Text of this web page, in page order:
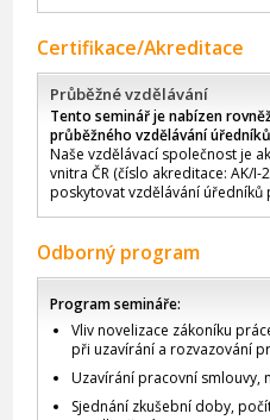
Certifikace/Akreditace
Průběžné vzdělávání
Tento seminář je nabízen
průběžného vzdělávání úředníků
Naše vzdělávací společnost je
vnitra ČR (číslo akreditace: AK/
poskytovat vzdělávání úředníků
Odborný program
Program semináře:
Vliv novelizace zákoníku
při uzavírání a rozvazování
Uzavírání pracovní smlouvy,
Sjednání zkušební doby,